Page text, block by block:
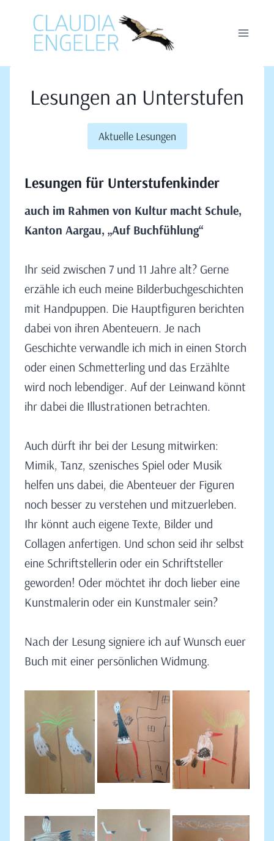
springen
Lesungen an Unterstufen
Aktuelle Lesungen
Lesungen für Unterstufenkinder
auch im Rahmen von Kultur macht Schule,
Kanton Aargau, „Auf Buchfühlung“
Ihr seid zwischen 7 und 11 Jahre alt? Gerne
erzähle ich euch meine Bilderbuchgeschichten
mit Handpuppen. Die Hauptfiguren berichten
dabei von ihren Abenteuern. Je nach
Geschichte verwandle ich mich in einen Storch
oder einen Schmetterling und das Erzählte
wird noch lebendiger. Auf der Leinwand könnt
ihr dabei die Illustrationen betrachten.
Auch dürft ihr bei der Lesung mitwirken:
Mimik, Tanz, szenisches Spiel oder Musik
helfen uns dabei, die Abenteuer der Figuren
noch besser zu verstehen und mitzuerleben.
Ihr könnt auch eigene Texte, Bilder und
Collagen anfertigen. Und schon seid ihr selbst
eine Schriftstellerin oder ein Schriftsteller
geworden! Oder möchtet ihr doch lieber eine
Kunstmalerin oder ein Kunstmaler sein?
Nach der Lesung signiere ich auf Wunsch euer
Buch mit einer persönlichen Widmung.